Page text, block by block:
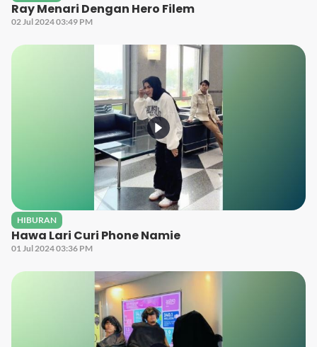
Ray Menari Dengan Hero Filem
02 Jul 2024 03:49 PM
HIBURAN
Hawa Lari Curi Phone Namie
01 Jul 2024 03:36 PM